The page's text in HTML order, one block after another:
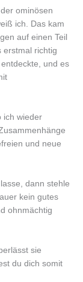
ominösen
ich. Das kam
auf einen Teil
erstmal richtig
und es
ich wieder
und neue
dann stehle
kein gutes
ohnmächtig
sie
du dich somit